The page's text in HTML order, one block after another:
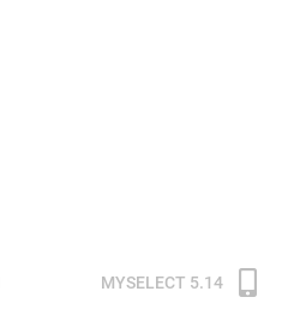
MYSELECT 5.14